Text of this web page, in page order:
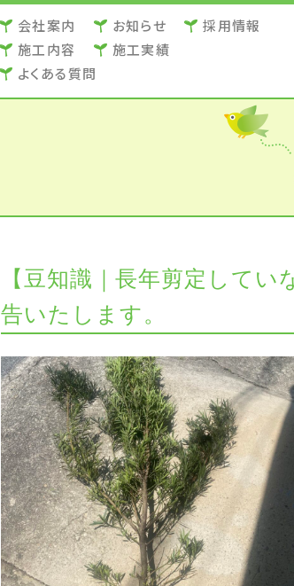
会社案内 お知らせ
採用情報
施⼯内容
施⼯実績
よくある質問
【豆知識｜長年剪定して
告いたします。